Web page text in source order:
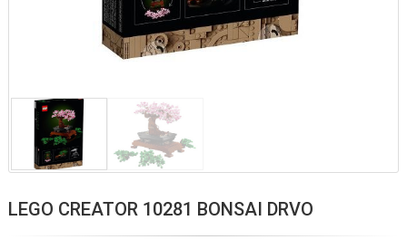
LEGO CREATOR 10281 BONSAI DRVO